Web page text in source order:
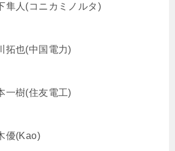
隼人(コニカミノルタ)
拓也(中国電力)
一樹(住友電工)
優(Kao)